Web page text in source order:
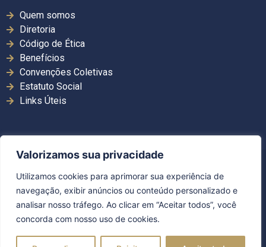
Valorizamos sua privacidade
Utilizamos cookies para aprimorar sua experiência de
navegação, exibir anúncios ou conteúdo personalizado e
analisar nosso tráfego. Ao clicar em “Aceitar todos”, você
concorda com nosso uso de cookies.
Quem somos
Diretoria
Código de Ética
Benefícios
Convenções Coletivas
Estatuto Social
Links Úteis
Copyright ©2026. Sincor MS | Todos os direitos
reservados.
Desenvolvido por Guerra Comunicação
Política de Privacidade